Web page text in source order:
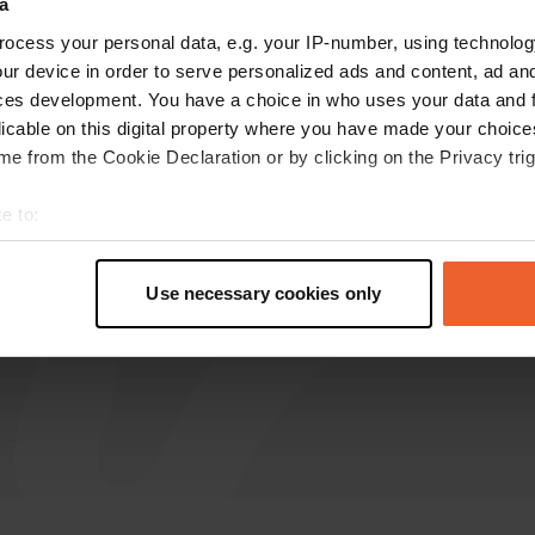
your personal data, e.g. your IP-number, using
device in order to serve personalized ads and content, ad
development. You have a choice in who uses your data and
on this digital property where you have made your
from the Cookie Declaration or by clicking on the Privacy
to:
geographical location which can be accurate to within
personal data is processed and set your preferences in the
our site with our social media, advertising and analytics
Use necessary cookies only
R Rojo-81
mai 2024
Beau camping familial au calme avec de grands
emplacements. En mai même séparé par des
tous lieux. Très bel accueil.
Traduit par GoogleAfficher l'original